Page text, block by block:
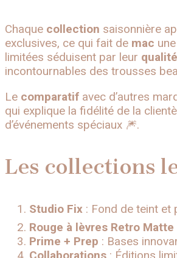
Chaque collection saisonnière
exclusives, ce qui fait de mac
limitées séduisent par leur qualité
incontournables des trousses
Le comparatif avec d’autres
qui explique la fidélité de la
d’événements spéciaux 🎆.
Les collections
Studio Fix : Fond de teint et
Rouge à lèvres Retro Matte
Prime + Prep : Bases